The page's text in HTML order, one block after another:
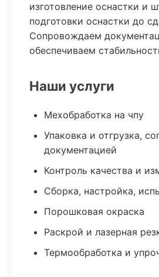
изготовление оснастки и
подготовки оснастки до
Сопровождаем
обеспечиваем
Наши услуги
Мехобработка на чпу
Упаковка и отгрузка,
документацией
Контроль качества и
Сборка, настройка,
Порошковая окраска
Раскрой и лазерная
Термообработка и